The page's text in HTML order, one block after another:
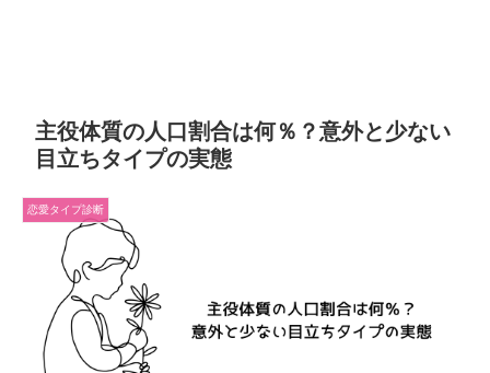
主役体質の人口割合は何％？意外と少ない
目立ちタイプの実態
恋愛タイプ診断